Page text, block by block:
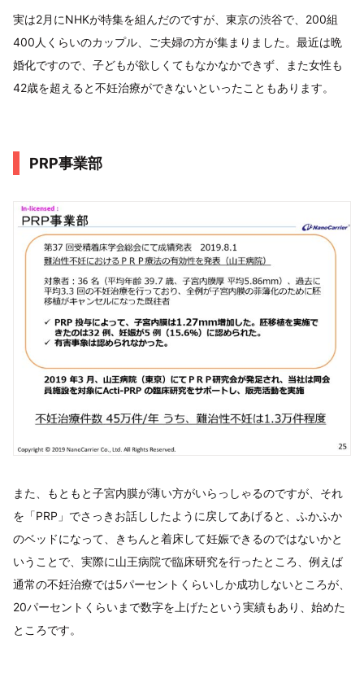
実は2月にNHKが特集を組んだのですが、東京の渋谷で、200組
400人くらいのカップル、ご夫婦の方が集まりました。最近は晩
婚化ですので、子どもが欲しくてもなかなかできず、また女性も
42歳を超えると不妊治療ができないといったこともあります。
PRP事業部
また、もともと子宮内膜が薄い方がいらっしゃるのですが、それ
を「PRP」でさっきお話ししたように戻してあげると、ふかふか
のベッドになって、きちんと着床して妊娠できるのではないかと
いうことで、実際に山王病院で臨床研究を行ったところ、例えば
通常の不妊治療では5パーセントくらいしか成功しないところが、
20パーセントくらいまで数字を上げたという実績もあり、始めた
ところです。